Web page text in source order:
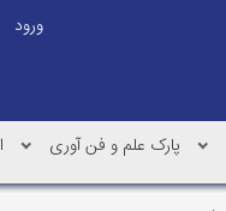
ورود
پارک علم و فن آوری